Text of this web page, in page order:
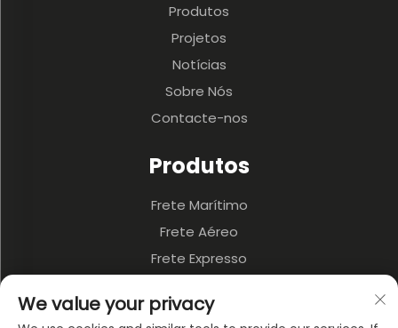
Produtos
Projetos
Notícias
Sobre Nós
Contacte-nos
Produtos
Frete Marítimo
Frete Aéreo
Frete Expresso
Transporte Terrestre
We value your privacy